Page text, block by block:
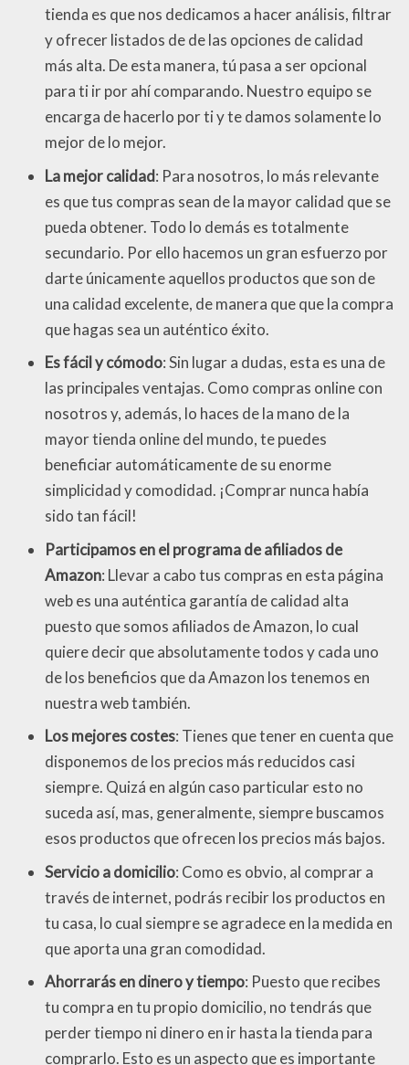
tienda es que nos dedicamos a hacer análisis, filtrar
y ofrecer listados de de las opciones de calidad
más alta. De esta manera, tú pasa a ser opcional
para ti ir por ahí comparando. Nuestro equipo se
encarga de hacerlo por ti y te damos solamente lo
mejor de lo mejor.
La mejor calidad: Para nosotros, lo más relevante
es que tus compras sean de la mayor calidad que se
pueda obtener. Todo lo demás es totalmente
secundario. Por ello hacemos un gran esfuerzo por
darte únicamente aquellos productos que son de
una calidad excelente, de manera que que la compra
que hagas sea un auténtico éxito.
Es fácil y cómodo: Sin lugar a dudas, esta es una de
las principales ventajas. Como compras online con
nosotros y, además, lo haces de la mano de la
mayor tienda online del mundo, te puedes
beneficiar automáticamente de su enorme
simplicidad y comodidad. ¡Comprar nunca había
sido tan fácil!
Participamos en el programa de afiliados de
Amazon: Llevar a cabo tus compras en esta página
web es una auténtica garantía de calidad alta
puesto que somos afiliados de Amazon, lo cual
quiere decir que absolutamente todos y cada uno
de los beneficios que da Amazon los tenemos en
nuestra web también.
Los mejores costes: Tienes que tener en cuenta que
disponemos de los precios más reducidos casi
siempre. Quizá en algún caso particular esto no
suceda así, mas, generalmente, siempre buscamos
esos productos que ofrecen los precios más bajos.
Servicio a domicilio: Como es obvio, al comprar a
través de internet, podrás recibir los productos en
tu casa, lo cual siempre se agradece en la medida en
que aporta una gran comodidad.
Ahorrarás en dinero y tiempo: Puesto que recibes
tu compra en tu propio domicilio, no tendrás que
perder tiempo ni dinero en ir hasta la tienda para
comprarlo. Esto es un aspecto que es importante